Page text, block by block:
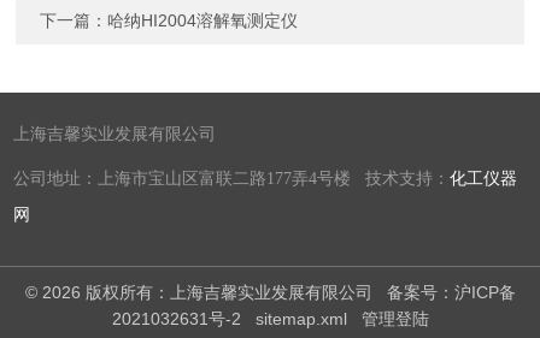
下一篇：哈纳HI2004溶解氧测定仪
上海吉馨实业发展有限公司
公司地址：上海市宝山区富联二路177弄4号楼 技术支持：化工仪器
网
© 2026 版权所有：上海吉馨实业发展有限公司 备案号：沪ICP备
2021032631号-2
sitemap.xml 管理登陆